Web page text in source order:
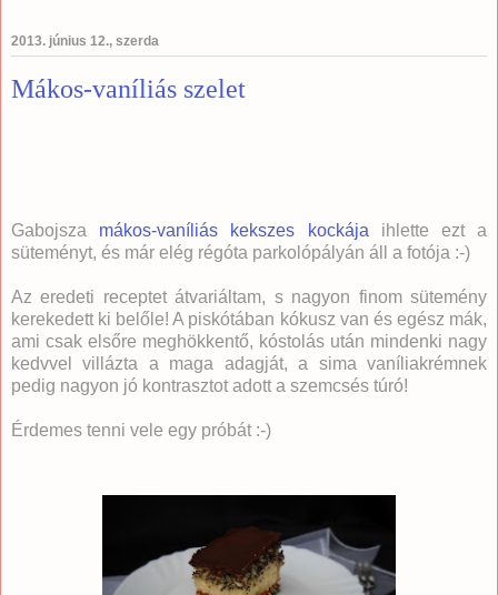
2013. június 12., szerda
Mákos-vaníliás szelet
Gabojsza mákos-vaníliás kekszes kockája ihlette ezt a
süteményt, és már elég régóta parkolópályán áll a fotója :-)
Az eredeti receptet átvariáltam, s nagyon finom sütemény
kerekedett ki belőle! A piskótában kókusz van és egész mák,
ami csak elsőre meghökkentő, kóstolás után mindenki nagy
kedvvel villázta a maga adagját, a sima vaníliakrémnek
pedig nagyon jó kontrasztot adott a szemcsés túró!
Érdemes tenni vele egy próbát :-)